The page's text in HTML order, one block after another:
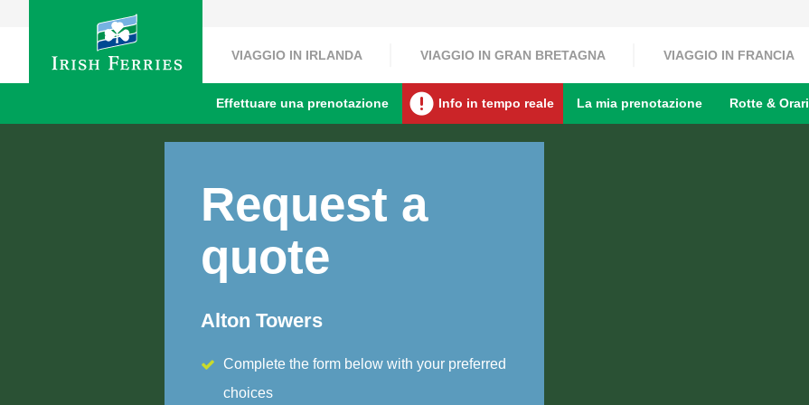
VIAGGIO IN IRLANDA VIAGGIO IN GRAN BRETAGNA VIAGGIO IN FRANCIA
Effettuare una prenotazione Info in tempo reale La mia prenotazione Rotte & Orari
Request a
quote
Alton Towers
Complete the form below with your preferred
choices